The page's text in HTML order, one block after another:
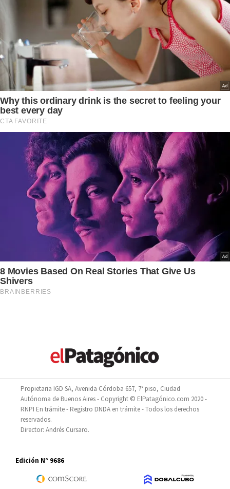
Propietaria IGD SA, Avenida Córdoba 657, 7° piso, Ciudad
Autónoma de Buenos Aires - Copyright © ElPatagónico.com 2020 -
RNPI En trámite - Registro DNDA en trámite - Todos los derechos
reservados.
Director: Andrés Cursaro.
Edición N° 9686